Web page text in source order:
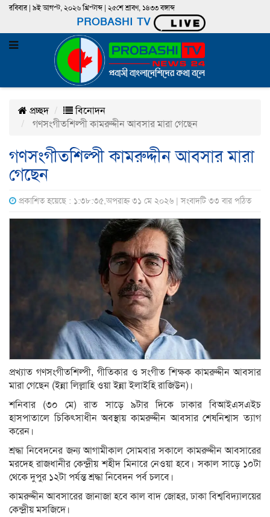
রবিবার | ৯ই আগস্ট, ২০২৬ খ্রিস্টাব্দ | ২৫শে শ্রাবণ, ১৪৩৩ বঙ্গাব্দ
PROBASHI TV
প্রচ্ছদ
বিনোদন
গণসংগীতশিল্পী কামরুদ্দীন আবসার মারা গেছেন
গণসংগীতশিল্পী কামরুদ্দীন আবসার মারা
গেছেন
প্রকাশিত হয়েছে : ১:৩৮:৩৫,অপরাহ্ন ৩১ মে ২০২৬ | সংবাদটি ৩৩ বার পঠিত
প্রখ্যাত গণসংগীতশিল্পী, গীতিকার ও সংগীত শিক্ষক কামরুদ্দীন আবসার
মারা গেছেন (ইন্না লিল্লাহি ওয়া ইন্না ইলাইহি রাজিউন)।
শনিবার (৩০ মে) রাত সাড়ে ৯টার দিকে ঢাকার বিআইএসএইচ
হাসপাতালে চিকিৎসাধীন অবস্থায় কামরুদ্দীন আবসার শেষনিশ্বাস ত্যাগ
করেন।
শ্রদ্ধা নিবেদনের জন্য আগামীকাল সোমবার সকালে কামরুদ্দীন আবসারের
মরদেহ রাজধানীর কেন্দ্রীয় শহীদ মিনারে নেওয়া হবে। সকাল সাড়ে ১০টা
থেকে দুপুর ১২টা পর্যন্ত শ্রদ্ধা নিবেদন পর্ব চলবে।
কামরুদ্দীন আবসারের জানাজা হবে কাল বাদ জোহর, ঢাকা বিশ্ববিদ্যালয়ের
কেন্দ্রীয় মসজিদে।